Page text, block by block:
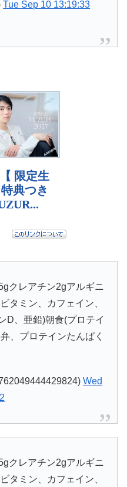
Tue Sep 10 13:19:33
クレアチン2gアルギニ
タミン、カフェイン、
D、亜鉛)朝食(プロテイ
、プロテインたんぱく
Wed
クレアチン2gアルギニ
タミン、カフェイン、